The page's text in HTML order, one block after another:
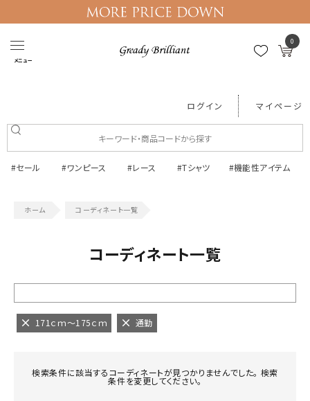
メニュー
0
ログイン マイページ
#セール #ワンピース #レース #Tシャツ #機能性アイテム
コーディネート一覧
コーディネート一覧
171ｃｍ～175ｃｍ 通勤
検索条件に該当するコーディネートが見つかりませんでした。 検索
条件を変更してください。